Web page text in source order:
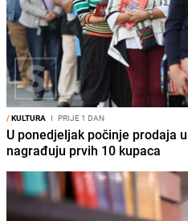
/KULTURA I PRIJE 1 DAN
U ponedjeljak počinje prodaja
nagrađuju prvih 10 kupaca